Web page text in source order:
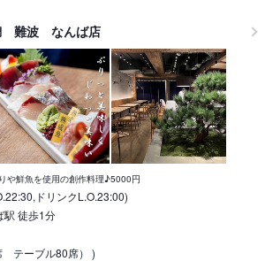
難波 なんば店
や鮮魚を使用の創作料理♪5000円
ドリンクL.O.23:00)
駅 徒歩1分
テーブル80席） )